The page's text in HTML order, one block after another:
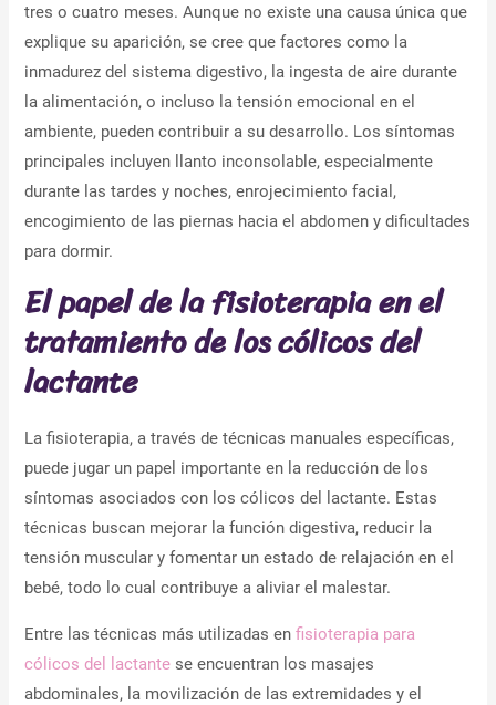
tres o cuatro meses. Aunque no existe una causa única que
explique su aparición, se cree que factores como la
inmadurez del sistema digestivo, la ingesta de aire durante
la alimentación, o incluso la tensión emocional en el
ambiente, pueden contribuir a su desarrollo. Los síntomas
principales incluyen llanto inconsolable, especialmente
durante las tardes y noches, enrojecimiento facial,
encogimiento de las piernas hacia el abdomen y dificultades
para dormir.
El papel de la fisioterapia en el
tratamiento de los cólicos del
lactante
La fisioterapia, a través de técnicas manuales específicas,
puede jugar un papel importante en la reducción de los
síntomas asociados con los cólicos del lactante. Estas
técnicas buscan mejorar la función digestiva, reducir la
tensión muscular y fomentar un estado de relajación en el
bebé, todo lo cual contribuye a aliviar el malestar.
Entre las técnicas más utilizadas enfisioterapia para
cólicos del lactante se encuentran los masajes
abdominales, la movilización de las extremidades y el